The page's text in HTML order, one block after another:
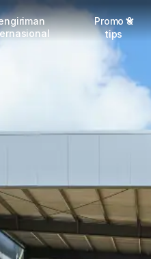
Promo &
tips
Promo
Info seller
Info mitra